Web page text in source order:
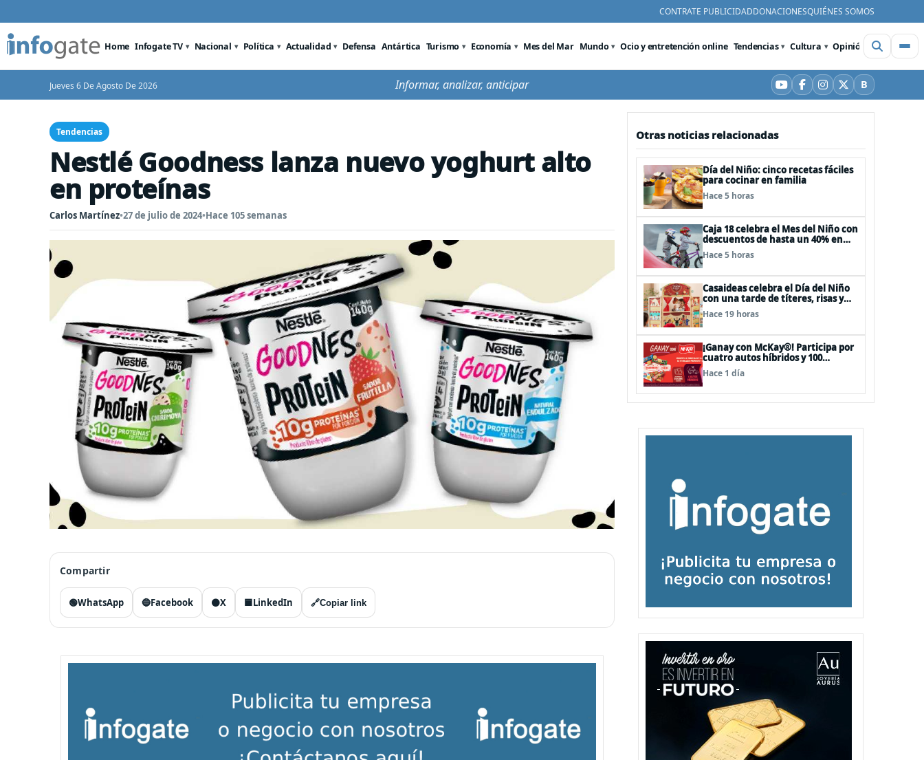
CONTRATE PUBLICIDADDONACIONESQUIÉNES SOMOS
Home Infogate TV Nacional Política Actualidad Defensa Antártica Turismo Economía Mes del Mar Mundo Ocio y entretención online Tendencias Cultura Opinión Videos
Jueves 6 De Agosto De 2026 Informar, analizar, anticipar YouTube
Facebook
Instagram
X BBluesky
Tendencias
Nestlé Goodness lanza nuevo yoghurt alto
en proteínas
Carlos Martínez•27 de julio de 2024•Hace 105 semanas
Compartir
🟢WhatsApp 🔵Facebook ⚫X 🟦LinkedIn 🔗Copiar link
Otras noticias relacionadas
Día del Niño: cinco recetas fáciles
para cocinar en familia
Hace 5 horas
Caja 18 celebra el Mes del Niño con
descuentos de hasta un 40% en
panoramas, cine, shows y
streaming
Hace 5 horas
Casaideas celebra el Día del Niño
con una tarde de títeres, risas y
sorpresas en el Mall Plaza Vespucio
Hace 19 horas
¡Ganay con McKay®! Participa por
cuatro autos híbridos y 100
premios de $500.000
Hace 1 día